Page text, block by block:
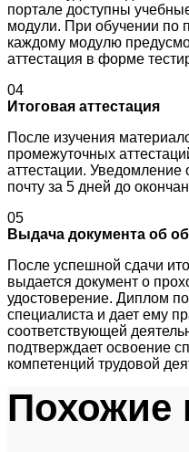
портале доступны
модули. При обучении по
каждому модулю
аттестация в форме
04
Итоговая аттестация
После изучения
промежуточных
аттестации. Уведомление
почту за 5 дней до
05
Выдача документа об
После успешной сдачи
выдается документ о
удостоверение. Диплом
специалиста и дает ему
соответствующей
подтверждает освоение
компетенций трудовой
Похожие